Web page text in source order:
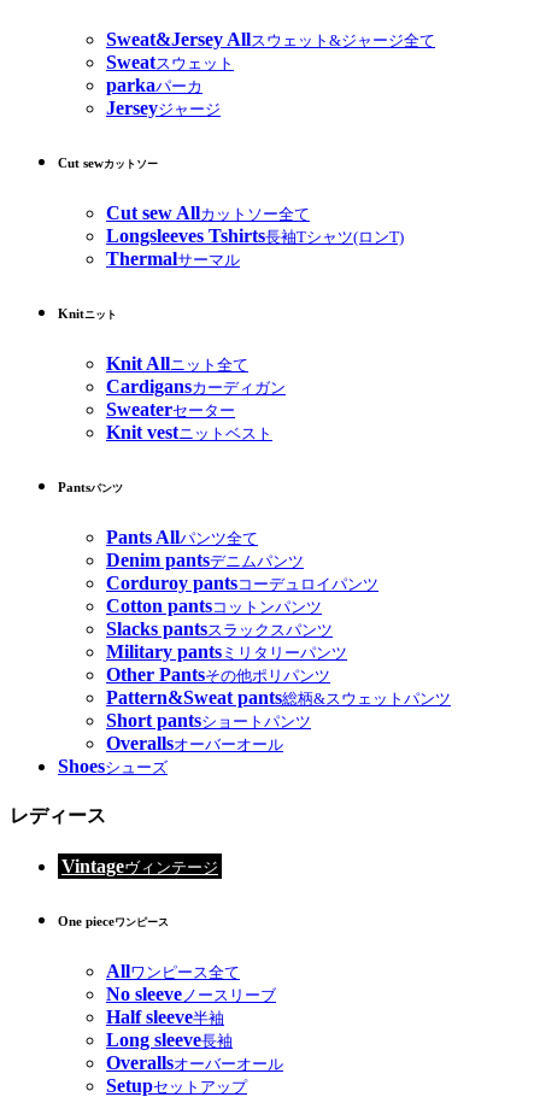
Sweat&Jersey Allスウェット&ジャージ全て
Sweatスウェット
parkaパーカ
Jerseyジャージ
Cut sewカットソー
Cut sew Allカットソー全て
Longsleeves Tshirts長袖Tシャツ(ロンT)
Thermalサーマル
Knitニット
Knit Allニット全て
Cardigansカーディガン
Sweaterセーター
Knit vestニットベスト
Pantsパンツ
Pants Allパンツ全て
Denim pantsデニムパンツ
Corduroy pantsコーデュロイパンツ
Cotton pantsコットンパンツ
Slacks pantsスラックスパンツ
Military pants ミリタリーパンツ
Other Pantsその他ポリパンツ
Pattern&Sweat pants総柄&スウェットパンツ
Short pantsショートパンツ
Overallsオーバーオール
Shoesシューズ
レディース
Vintageヴィンテージ
One pieceワンピース
Allワンピース全て
No sleeve ノースリーブ
Half sleeve半袖
Long sleeve長袖
Overallsオーバーオール
Setupセットアップ